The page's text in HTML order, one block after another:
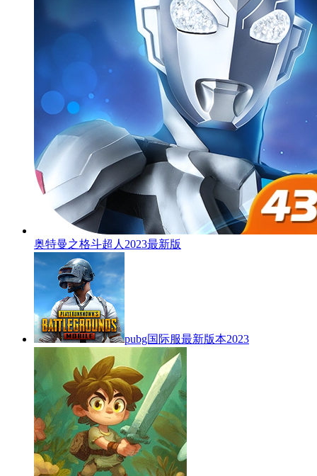
奥特曼之格斗超人2023最新版
pubg国际服最新版本2023